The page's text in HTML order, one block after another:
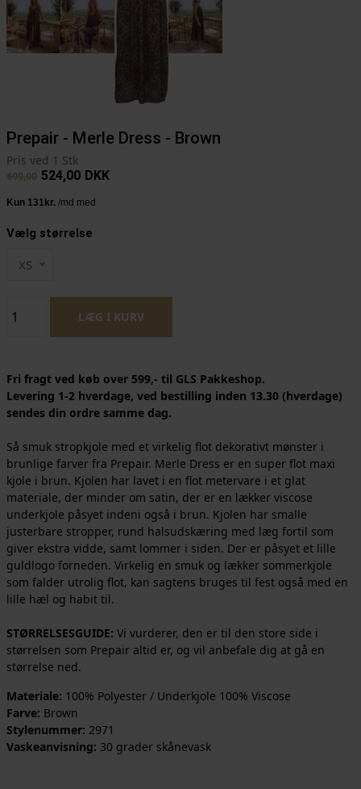
Prepair - Merle Dress - Brown
Pris ved 1 Stk
699,00 524,00 DKK
Vælg størrelse
XS
Fri fragt ved køb over 599,- til GLS Pakkeshop.
Levering 1-2 hverdage, ved bestilling inden 13.30 (hverdage)
sendes din ordre samme dag.
Så smuk stropkjole med et virkelig flot dekorativt mønster i
brunlige farver fra Prepair. Merle Dress er en super flot maxi
kjole i brun. Kjolen har lavet i en flot metervare i et glat
materiale, der minder om satin, der er en lækker viscose
underkjole påsyet indeni også i brun. Kjolen har smalle
justerbare stropper, rund halsudskæring med læg fortil som
giver ekstra vidde, samt lommer i siden. Der er påsyet et lille
guldlogo forneden. Virkelig en smuk og lækker sommerkjole
som falder utrolig flot, kan sagtens bruges til fest også med en
lille hæl og habit til.
STØRRELSESGUIDE: Vi vurderer, den er til den store side i
størrelsen som Prepair altid er, og vil anbefale dig at gå en
størrelse ned.
Materiale: 100% Polyester / Underkjole 100% Viscose
Farve: Brown
Stylenummer: 2971
Vaskeanvisning: 30 grader skånevask